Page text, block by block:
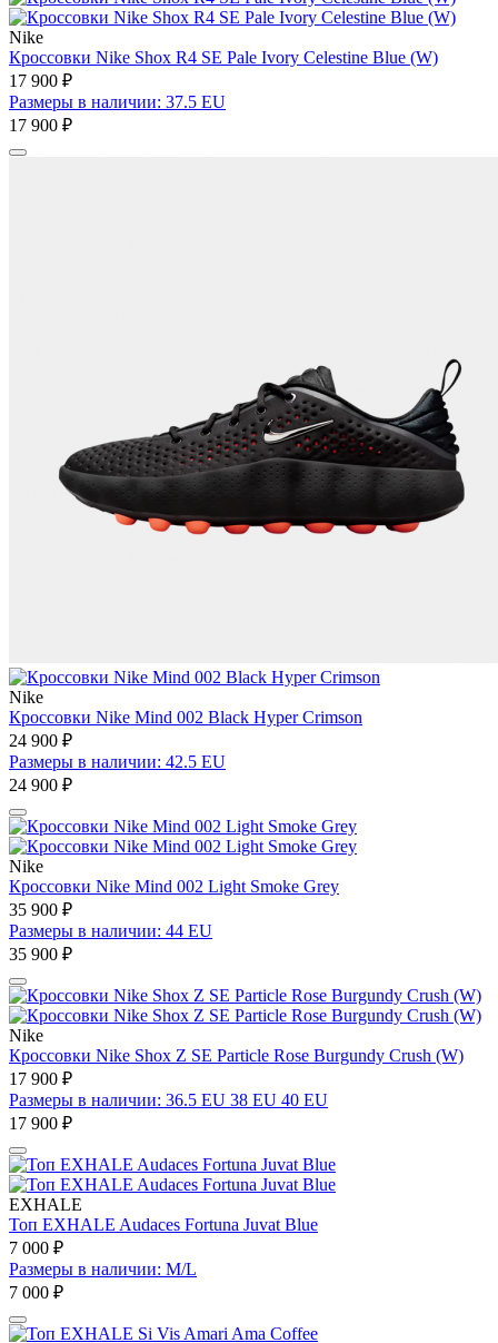
Nike
Кроссовки Nike Shox R4 SE Pale Ivory Celestine Blue (W)
17 900 ₽
Размеры в наличии: 37.5 EU
17 900 ₽
Nike
Кроссовки Nike Mind 002 Black Hyper Crimson
24 900 ₽
Размеры в наличии: 42.5 EU
24 900 ₽
Nike
Кроссовки Nike Mind 002 Light Smoke Grey
35 900 ₽
Размеры в наличии: 44 EU
35 900 ₽
Nike
Кроссовки Nike Shox Z SE Particle Rose Burgundy Crush (W)
17 900 ₽
Размеры в наличии: 36.5 EU 38 EU 40 EU
17 900 ₽
EXHALE
Топ EXHALE Audaces Fortuna Juvat Blue
7 000 ₽
Размеры в наличии: M/L
7 000 ₽